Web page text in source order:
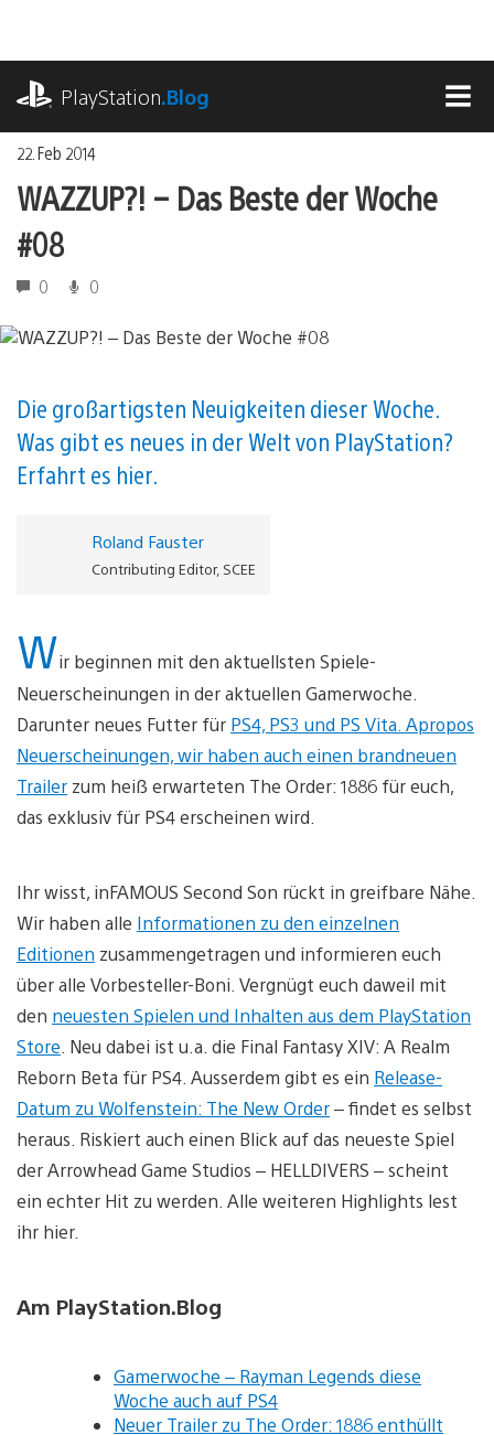
springen
PlayStation.Blog
22. Feb 2014
WAZZUP?! – Das Beste der Woche
#08
0 0
Die großartigsten Neuigkeiten dieser Woche.
Was gibt es neues in der Welt von PlayStation?
Erfahrt es hier.
Roland Fauster
Contributing Editor, SCEE
Wir beginnen mit den aktuellsten Spiele-
Neuerscheinungen in der aktuellen Gamerwoche.
Darunter neues Futter für PS4, PS3 und PS Vita. Apropos
Neuerscheinungen, wir haben auch einen brandneuen
Trailer zum heiß erwarteten The Order: 1886 für euch,
das exklusiv für PS4 erscheinen wird.
Ihr wisst, inFAMOUS Second Son rückt in greifbare Nähe.
Wir haben alle Informationen zu den einzelnen
Editionen zusammengetragen und informieren euch
über alle Vorbesteller-Boni. Vergnügt euch daweil mit
den neuesten Spielen und Inhalten aus dem PlayStation
Store . Neu dabei ist u.a. die Final Fantasy XIV: A Realm
Reborn Beta für PS4. Ausserdem gibt es ein Release-
Datum zu Wolfenstein: The New Order– findet es selbst
heraus. Riskiert auch einen Blick auf das neueste Spiel
der Arrowhead Game Studios – HELLDIVERS – scheint
ein echter Hit zu werden. Alle weiteren Highlights lest
ihr hier.
Am PlayStation.Blog
Gamerwoche – Rayman Legends diese
Woche auch auf PS4
Neuer Trailer zu The Order: 1886 enthüllt